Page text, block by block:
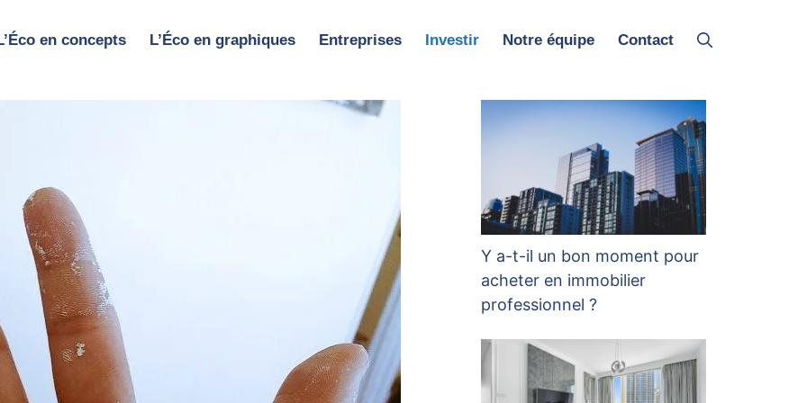
en concepts L’Éco en graphiques Entreprises Investir Notre équipe Contact
Y a-t-il un bon moment pour
acheter en immobilier
professionnel ?